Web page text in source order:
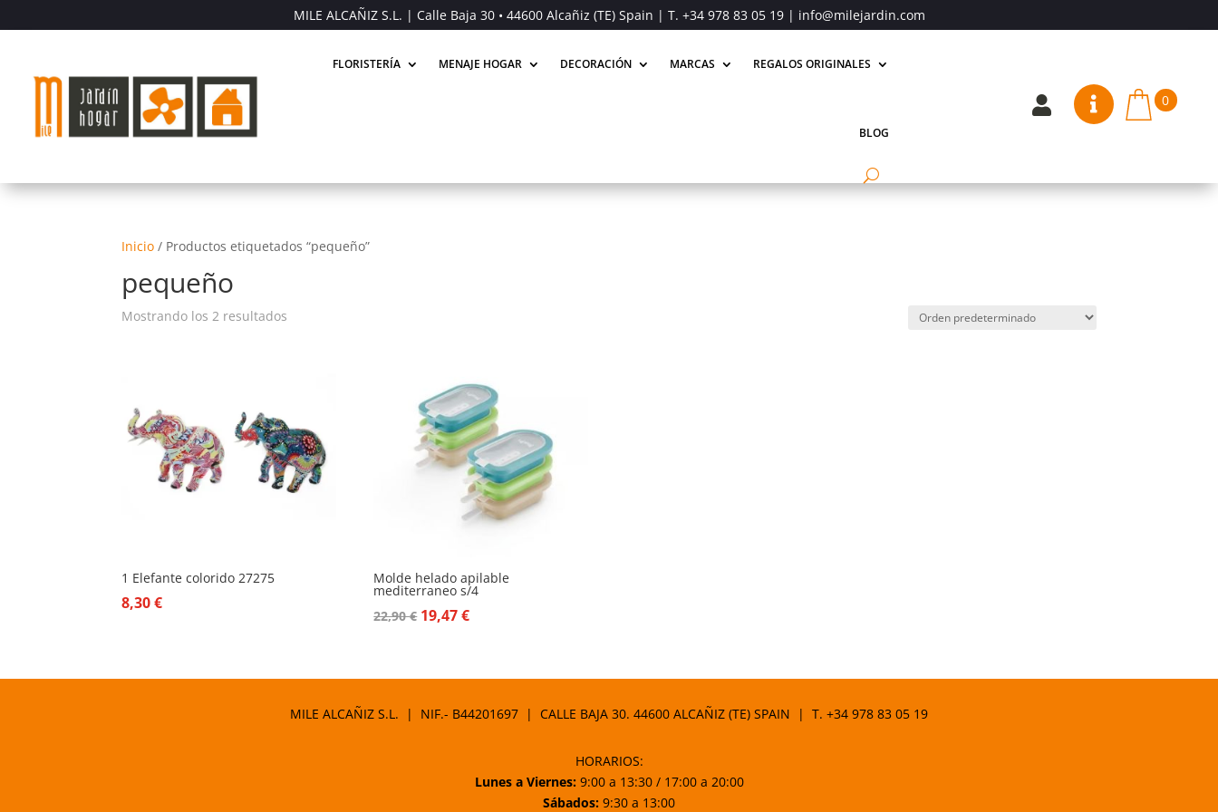
MILE ALCAÑIZ S.L. | Calle Baja 30 • 44600 Alcañiz (TE) Spain | T. +34 978 83 05 19| info@milejardin.com
FLORISTERÍA MENAJE HOGAR DECORACIÓN MARCAS REGALOS ORIGINALES
BLOG
  0
Inicio / Productos etiquetados “pequeño”
pequeño
Mostrando los 2 resultados
1 Elefante colorido 27275
8,30€
Molde helado apilable
mediterraneo s/4
22,90€ El
22,90 €.
19,47€El
19,47 €.
MILE ALCAÑIZ S.L. | NIF.- B44201697 | CALLE BAJA 30. 44600 ALCAÑIZ (TE) SPAIN | T. +34 978 83 05 19
HORARIOS:
Lunes a Viernes:9:00 a 13:30 / 17:00 a 20:00
Sábados: 9:30 a 13:00